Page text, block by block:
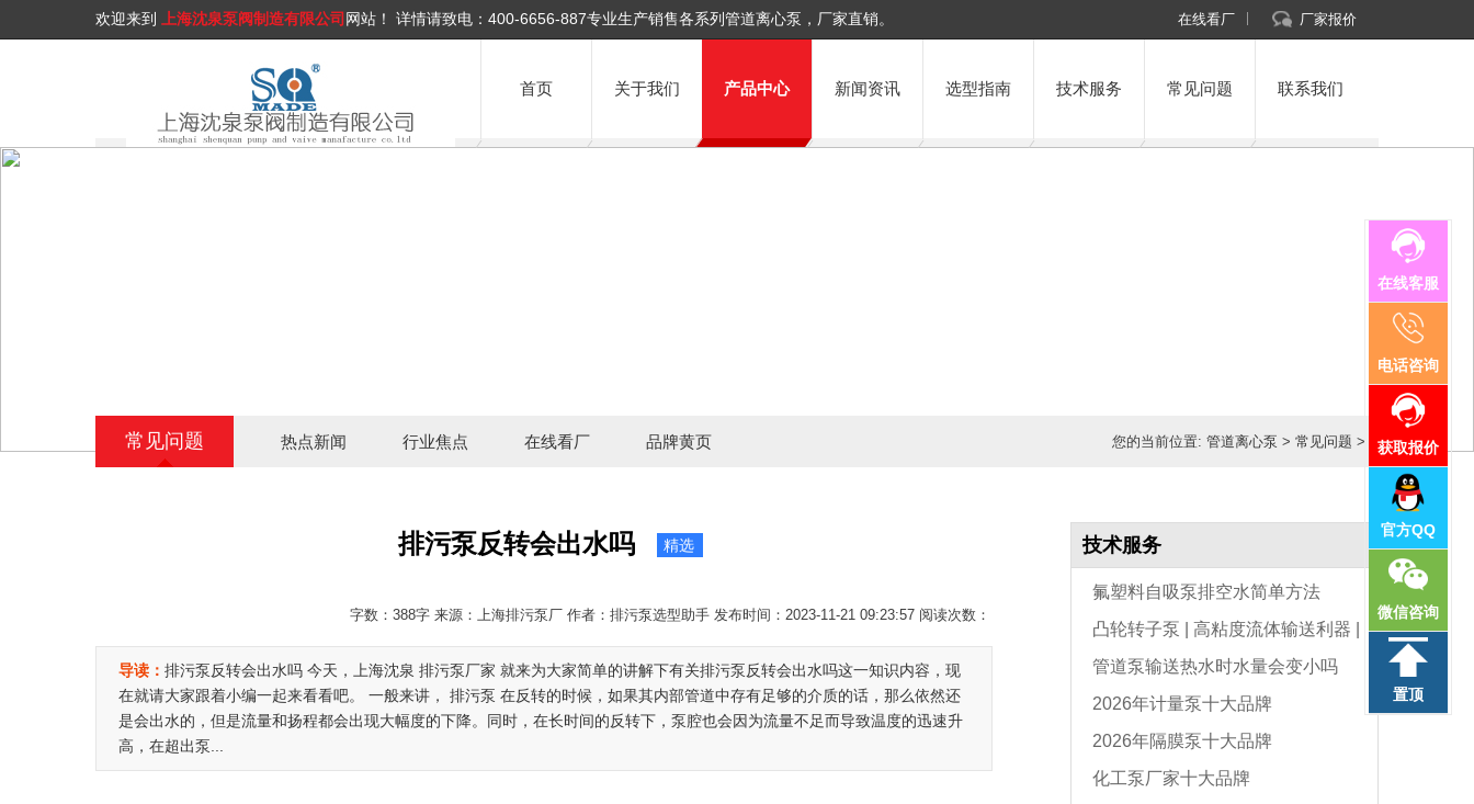
欢迎来到 上海沈泉泵阀制造有限公司 网站！ 详情请致电： 400-6656-887专业生产销售各系列管道离心泵，厂家直销。 在线看厂 厂家报价
首页 关于我们 产品中心 新闻资讯 选型指南 技术服务 常见问题 联系我们
在线客服
电话咨询
获取报价
官方QQ
微信咨询
置顶
常见问题 热点新闻 行业焦点 在线看厂 品牌黄页 您的当前位置:管道离心泵 >常见问题 >
排污泵反转会出水吗 精选
字数：388字 来源：上海排污泵厂 作者：排污泵选型助手 发布时间：2023-11-21 09:23:57 阅读次数：
导读： 排污泵反转会出水吗 今天，上海沈泉 排污泵厂家 就来为大家简单的讲解下有关排污泵反转会出水吗这一知识内容，现
在就请大家跟着小编一起来看看吧。 一般来讲， 排污泵 在反转的时候，如果其内部管道中存有足够的介质的话，那么依然还
是会出水的，但是流量和扬程都会出现大幅度的下降。同时，在长时间的反转下，泵腔也会因为流量不足而导致温度的迅速升
高，在超出泵...
技术服务
氟塑料自吸泵排空水简单方法
凸轮转子泵 | 高粘度流体输送利器 |
选型与维护全指南
管道泵输送热水时水量会变小吗
2026年计量泵十大品牌
2026年隔膜泵十大品牌
化工泵厂家十大品牌